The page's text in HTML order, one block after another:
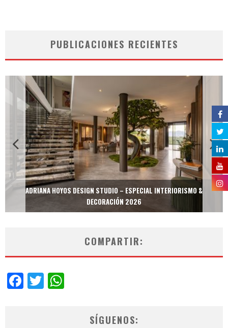
PUBLICACIONES RECIENTES
ADRIANA HOYOS DESIGN STUDIO – ESPECIAL INTERIORISMO &
DECORACIÓN 2026
COMPARTIR:
Facebook
Twitter
SÍGUENOS: